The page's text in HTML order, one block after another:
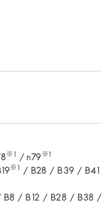
※1 / n79※1
※1
/ B28 / B39 / B41
B8 / B12 / B28 / B38 /